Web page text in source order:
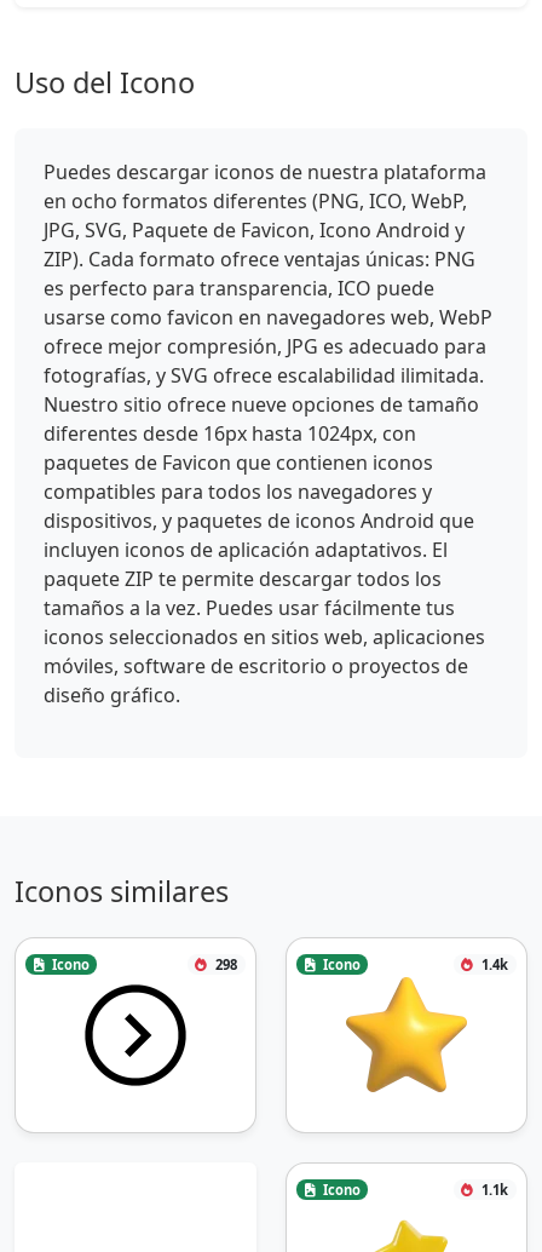
Uso del Icono
Puedes descargar iconos de nuestra plataforma
en ocho formatos diferentes (PNG, ICO, WebP,
JPG, SVG, Paquete de Favicon, Icono Android y
ZIP). Cada formato ofrece ventajas únicas: PNG
es perfecto para transparencia, ICO puede
usarse como favicon en navegadores web, WebP
ofrece mejor compresión, JPG es adecuado para
fotografías, y SVG ofrece escalabilidad ilimitada.
Nuestro sitio ofrece nueve opciones de tamaño
diferentes desde 16px hasta 1024px, con
paquetes de Favicon que contienen iconos
compatibles para todos los navegadores y
dispositivos, y paquetes de iconos Android que
incluyen iconos de aplicación adaptativos. El
paquete ZIP te permite descargar todos los
tamaños a la vez. Puedes usar fácilmente tus
iconos seleccionados en sitios web, aplicaciones
móviles, software de escritorio o proyectos de
diseño gráfico.
Iconos similares
Icono 298 Icono 1.4k
Icono 1.1k